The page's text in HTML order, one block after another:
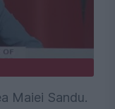
Maiei Sandu.